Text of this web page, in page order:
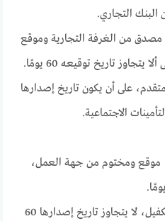
التجاري.
مصدق من الغرفة التجارية وموقع
تاريخ توقيعه 60 يومًا.
على أن يكون تاريخ إصدارها
موقع ومختوم من جهة العمل،
شهادة مدد وأجور مشترك للكفيل، لا يتجاوز تاريخ إصدارها 60